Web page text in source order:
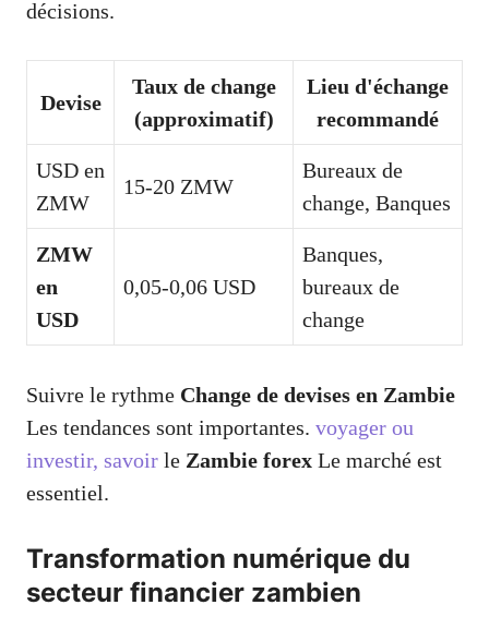
décisions.
Devise
Taux de change
(approximatif)
Lieu d'échange
recommandé
USD en
ZMW
15-20 ZMW
Bureaux de
change, Banques
ZMW
en
USD
0,05-0,06 USD
Banques,
bureaux de
change
Suivre le rythme Change de devises en Zambie
Les tendances sont importantes. voyager ou
investir, savoir le Zambie forex Le marché est
essentiel.
Transformation numérique du
secteur financier zambien